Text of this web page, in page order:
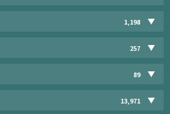
1,198
257
89
13,971